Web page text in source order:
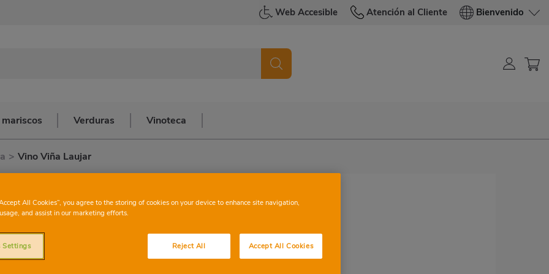
Web Accesible Atención al Cliente Bienvenido
Verduras Vinoteca
> Vino Viña Laujar
V. DE LA TIERRA LAUJAR-ALPUJARRA
Vino Viña Laujar
All Cookies”, you agree to the storing of cookies on your device to enhance site navigation,
and assist in our marketing efforts.
Reject All Accept All Cookies
Settings